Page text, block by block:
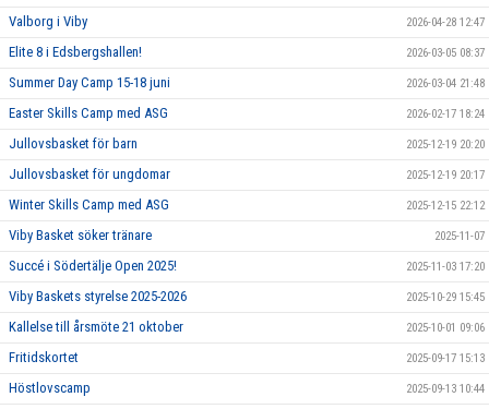
Valborg i Viby 2026-04-28 12:47
Elite 8 i Edsbergshallen! 2026-03-05 08:37
Summer Day Camp 15-18 juni 2026-03-04 21:48
Easter Skills Camp med ASG 2026-02-17 18:24
Jullovsbasket för barn 2025-12-19 20:20
Jullovsbasket för ungdomar 2025-12-19 20:17
Winter Skills Camp med ASG 2025-12-15 22:12
Viby Basket söker tränare 2025-11-07
Succé i Södertälje Open 2025! 2025-11-03 17:20
Viby Baskets styrelse 2025-2026 2025-10-29 15:45
Kallelse till årsmöte 21 oktober 2025-10-01 09:06
Fritidskortet 2025-09-17 15:13
Höstlovscamp 2025-09-13 10:44